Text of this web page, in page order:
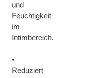
und
Feuchtigkeit
im
Intimbereich.
•
Reduziert